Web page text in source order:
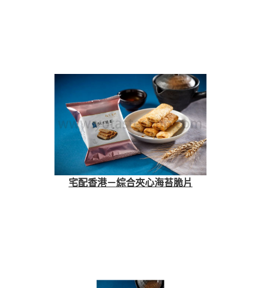
宅配香港－綜合夾心海苔脆片